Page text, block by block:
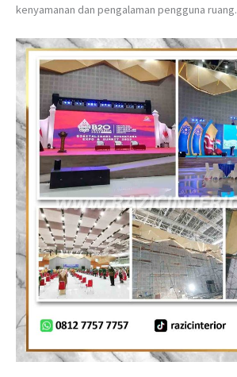
kenyamanan dan pengalaman pengguna ruang.